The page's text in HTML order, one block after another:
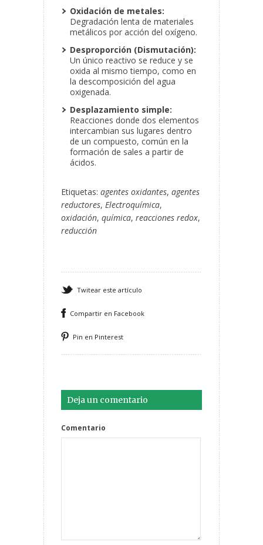
Oxidación de metales:
Degradación lenta de materiales
metálicos por acción del oxígeno.
Desproporción (Dismutación):
Un único reactivo se reduce y se
oxida al mismo tiempo, como en
la descomposición del agua
oxigenada.
Desplazamiento simple:
Reacciones donde dos elementos
intercambian sus lugares dentro
de un compuesto, común en la
formación de sales a partir de
ácidos.
Etiquetas: agentes oxidantes, agentes
reductores, Electroquímica,
oxidación, química, reacciones redox,
reducción
Twitear este artículo
Compartir en Facebook
Pin en Pinterest
Deja un comentario
Comentario